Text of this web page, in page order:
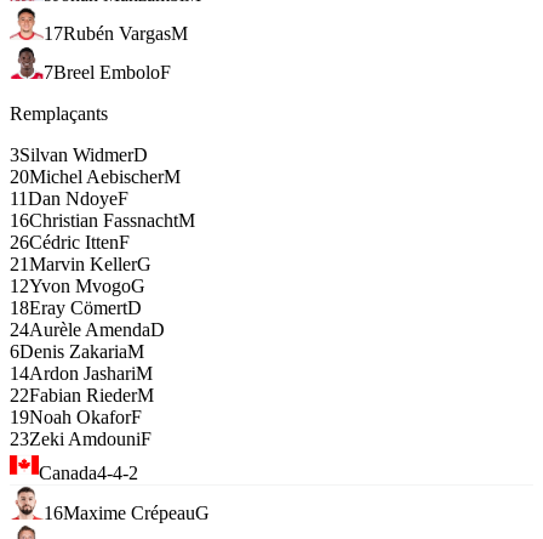
17Rubén VargasM
7Breel EmboloF
Remplaçants
3Silvan WidmerD
20Michel AebischerM
11Dan NdoyeF
16Christian FassnachtM
26Cédric IttenF
21Marvin KellerG
12Yvon MvogoG
18Eray CömertD
24Aurèle AmendaD
6Denis ZakariaM
14Ardon JashariM
22Fabian RiederM
19Noah OkaforF
23Zeki AmdouniF
Canada4-4-2
16Maxime CrépeauG